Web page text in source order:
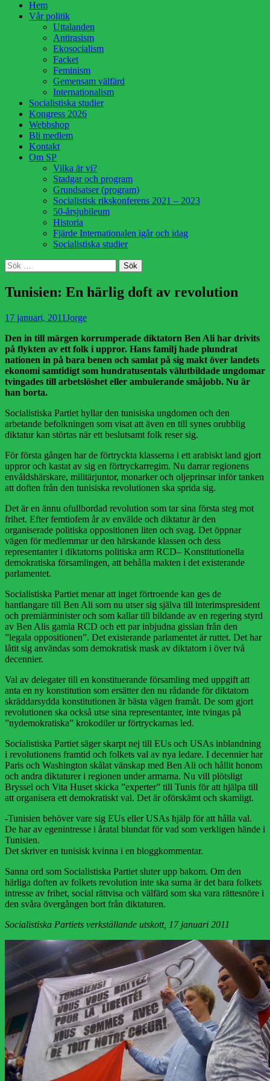
HoppaHem
Vår politik
Uttalanden
Antirasism
Ekosocialism
Facket
Feminism
Gemensam välfärd
Internationalism
Socialistiska studier
Kongress 2026
Webbshop
Bli medlem
Kontakt
Om SP
Vilka är vi?
Stadgar och program
Grundsatser (program)
Socialistisk rikskonferens 2021 – 2023
50-årsjubileum
Historia
Fjärde Internationalen igår och idag
Socialistiska studier
Sök
Sök
efter:
Tunisien: En härlig doft av revolution
Publicerad
17 januari, 2011 Författare
Jorge
Den in till märgen korrumperade diktatorn Ben Ali har drivits
på flykten av ett folk i uppror. Hans familj hade plundrat
nationen in på bara benen och samlat på sig makt över landets
ekonomi samtidigt som hundratusentals välutbildade ungdomar
tvingades till arbetslöshet eller ambulerande småjobb. Nu är
han borta.
Socialistiska Partiet hyllar den tunisiska ungdomen och den
arbetande befolkningen som visat att även en till synes orubblig
diktatur kan störtas när ett beslutsamt folk reser sig.
För första gången har de förtryckta klasserna i ett arabiskt land gjort
uppror och kastat av sig en förtryckarregim. Nu darrar regionens
envåldshärskare, militärjuntor, monarker och oljeprinsar inför tanken
att doften från den tunisiska revolutionen ska sprida sig.
Det är en ännu ofullbordad revolution som tar sina första steg mot
frihet. Efter femtiofem år av envälde och diktatur är den
organiserade politiska oppositionen liten och svag. Det öppnar
vägen för medlemmar ur den härskande klassen och dess
representanter i diktatorns politiska arm RCD– Konstitutionella
demokratiska församlingen, att behålla makten i det existerande
parlamentet.
Socialistiska Partiet menar att inget förtroende kan ges de
hantlangare till Ben Ali som nu utser sig själva till interimspresident
och premiärminister och som kallar till bildande av en regering styrd
av Ben Alis gamla RCD och ett par inbjudna gisslan från den
”legala oppositionen”. Det existerande parlamentet är ruttet. Det har
låtit sig användas som demokratisk mask av diktatorn i över två
decennier.
Val av delegater till en konstituerande församling med uppgift att
anta en ny konstitution som ersätter den nu rådande för diktatorn
skräddarsydda konstitutionen är bästa vägen framåt. De som gjort
revolutionen ska också utse sina representanter, inte tvingas på
”nydemokratiska” krokodiler ur förtryckarnas led.
Socialistiska Partiet säger skarpt nej till EUs och USAs inblandning
i revolutionens framtid och folkets val av nya ledare. I decennier har
Paris och Washington skålat vänskap med Ben Ali och hållit honom
och andra diktaturer i regionen under armarna. Nu vill plötsligt
Bryssel och Vita Huset skicka ”experter” till Tunis för att hjälpa till
att organisera ett demokratiskt val. Det är oförskämt och skamligt.
-Tunisien behöver vare sig EUs eller USAs hjälp för att hålla val.
De har av egenintresse i åratal blundat för vad som verkligen hände i
Tunisien.
Det skriver en tunisisk kvinna i en bloggkommentar.
Sanna ord som Socialistiska Partiet sluter upp bakom. Om den
härliga doften av folkets revolution inte ska surna är det bara folkets
intresse av frihet, social rättvisa och välfärd som ska vara rättesnöre i
den svåra övergången bort från diktaturen.
Socialistiska Partiets verkställande utskott, 17 januari 2011